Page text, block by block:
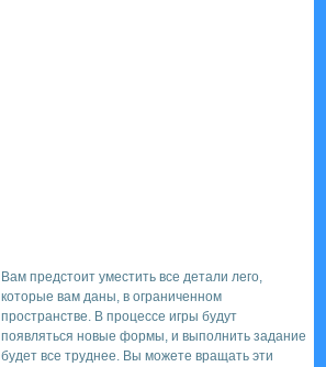
Вам предстоит уместить все детали лего,
которые вам даны, в ограниченном
пространстве. В процессе игры будут
появляться новые формы, и выполнить задание
будет все труднее. Вы можете вращать эти